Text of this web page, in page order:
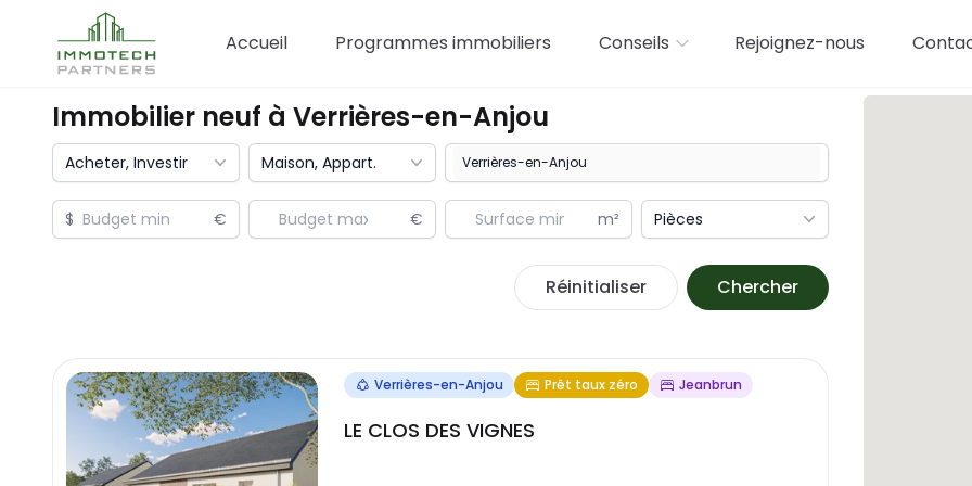
Accueil Programmes immobiliers Conseils Rejoignez-nous
Immobilier neuf à Verrières-en-Anjou
Acheter, Investir Maison, Appart.
$ € € m² Pièces
Réinitialiser Chercher
Verrières-en-Anjou Prêt taux zéro Jeanbrun
LE CLOS DES VIGNES